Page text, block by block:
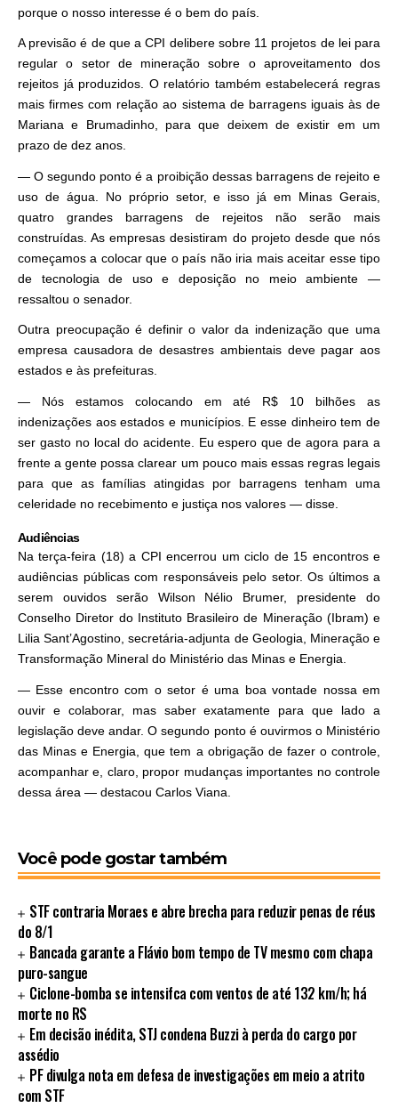
porque o nosso interesse é o bem do país.
A previsão é de que a CPI delibere sobre 11 projetos de lei para
regular o setor de mineração sobre o aproveitamento dos
rejeitos já produzidos. O relatório também estabelecerá regras
mais firmes com relação ao sistema de barragens iguais às de
Mariana e Brumadinho, para que deixem de existir em um
prazo de dez anos.
— O segundo ponto é a proibição dessas barragens de rejeito e
uso de água. No próprio setor, e isso já em Minas Gerais,
quatro grandes barragens de rejeitos não serão mais
construídas. As empresas desistiram do projeto desde que nós
começamos a colocar que o país não iria mais aceitar esse tipo
de tecnologia de uso e deposição no meio ambiente —
ressaltou o senador.
Outra preocupação é definir o valor da indenização que uma
empresa causadora de desastres ambientais deve pagar aos
estados e às prefeituras.
— Nós estamos colocando em até R$ 10 bilhões as
indenizações aos estados e municípios. E esse dinheiro tem de
ser gasto no local do acidente. Eu espero que de agora para a
frente a gente possa clarear um pouco mais essas regras legais
para que as famílias atingidas por barragens tenham uma
celeridade no recebimento e justiça nos valores — disse.
Audiências
Na terça-feira (18) a CPI encerrou um ciclo de 15 encontros e
audiências públicas com responsáveis pelo setor. Os últimos a
serem ouvidos serão Wilson Nélio Brumer, presidente do
Conselho Diretor do Instituto Brasileiro de Mineração (Ibram) e
Lilia Sant’Agostino, secretária-adjunta de Geologia, Mineração e
Transformação Mineral do Ministério das Minas e Energia.
— Esse encontro com o setor é uma boa vontade nossa em
ouvir e colaborar, mas saber exatamente para que lado a
legislação deve andar. O segundo ponto é ouvirmos o Ministério
das Minas e Energia, que tem a obrigação de fazer o controle,
acompanhar e, claro, propor mudanças importantes no controle
dessa área — destacou Carlos Viana.
Você pode gostar também
STF contraria Moraes e abre brecha para reduzir penas de réus
do 8/1
Bancada garante a Flávio bom tempo de TV mesmo com chapa
puro-sangue
Ciclone-bomba se intensifca com ventos de até 132 km/h; há
morte no RS
Em decisão inédita, STJ condena Buzzi à perda do cargo por
assédio
PF divulga nota em defesa de investigações em meio a atrito
com STF